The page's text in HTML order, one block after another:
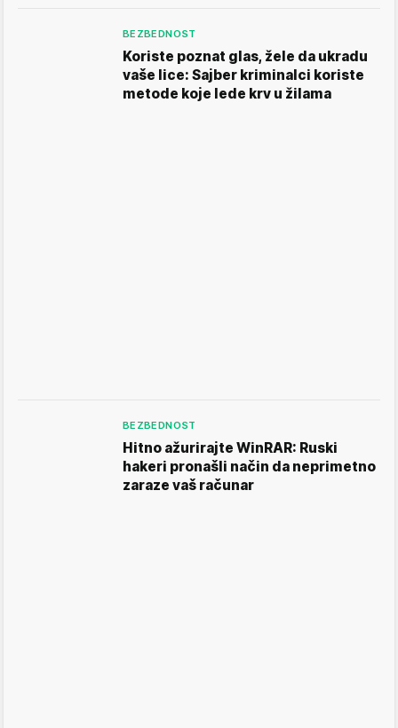
BEZBEDNOST
Koriste poznat glas, žele da ukradu
vaše lice: Sajber kriminalci koriste
metode koje lede krv u žilama
BEZBEDNOST
Hitno ažurirajte WinRAR: Ruski
hakeri pronašli način da neprimetno
zaraze vaš računar